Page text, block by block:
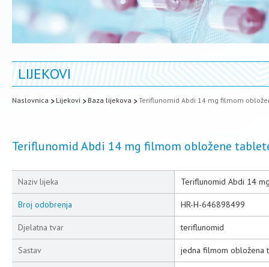
LIJEKOVI
Naslovnica Lijekovi Baza lijekova Teriflunomid Abdi 14 mg filmom
Teriflunomid Abdi 14 mg filmom obložene
Naziv lijeka Teriflunomid Abdi 14
Broj odobrenja HR-H-646898499
Djelatna tvar teriflunomid
Sastav jedna filmom obložena